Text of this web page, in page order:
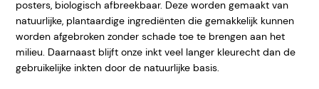
posters, biologisch afbreekbaar. Deze worden gemaakt van
natuurlijke, plantaardige ingrediënten die gemakkelijk kunnen
worden afgebroken zonder schade toe te brengen aan het
milieu. Daarnaast blijft onze inkt veel langer kleurecht dan de
gebruikelijke inkten door de natuurlijke basis.